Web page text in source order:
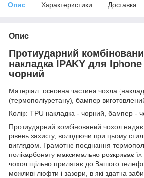
Опис Характеристики Доставка
Опис
Протиударний
накладка IPAKY для Iphone
чорний
Матеріал: основна частина чохла
(термополіуретану), бампер
Колір: TPU накладка - чорний, бампер -
Протиударний комбінований чохол
рівень захисту, володіючи при цьому
виглядом. Грамотне поєднання
полікарбонату максимально розкриває їх
чохол щільно прилягає до Вашого
можливі люфти і зазори, в які здатна